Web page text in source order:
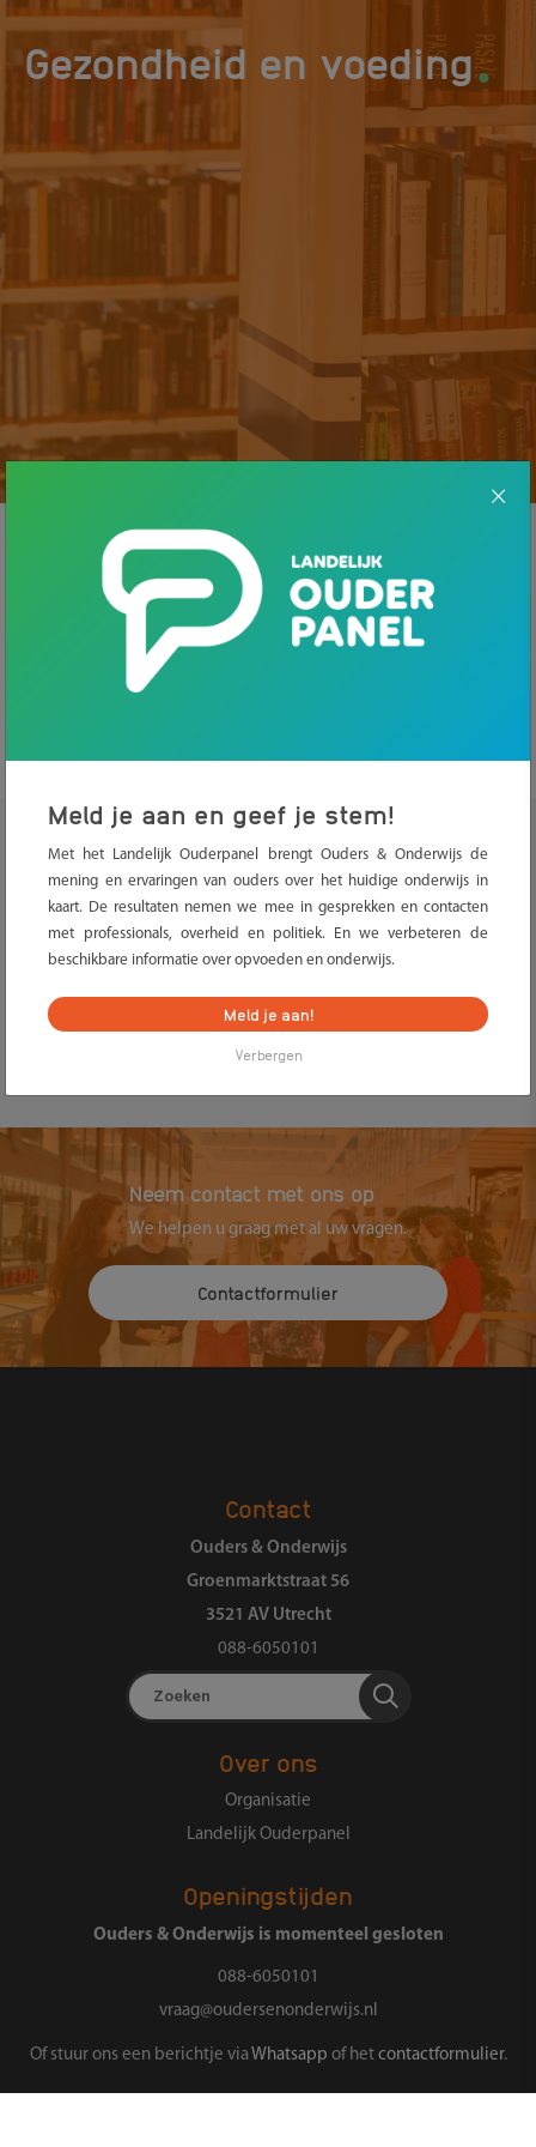
Gezondheid en voeding.
Kennisbank > Veiligheid en gezondheid >
Gezondheid en voeding
Voedingsbeleid scholen
De Schoolarts
Luizen
Neem contact met ons op
We helpen u graag met al uw vragen.
Contactformulier
Contact
Ouders & Onderwijs
Groenmarktstraat 56
3521 AV Utrecht
088-6050101
Zoeken
Over ons
Organisatie
Landelijk Ouderpanel
Openingstijden
Ouders & Onderwijs is momenteel gesloten
088-6050101
vraag@oudersenonderwijs.nl
Of stuur ons een berichtje via Whatsapp of het contactformulier.
Meld je aan en geef je stem!
Met het Landelijk Ouderpanel brengt Ouders & Onderwijs de
mening en ervaringen van ouders over het huidige onderwijs in
kaart. De resultaten nemen we mee in gesprekken en contacten
met professionals, overheid en politiek. En we verbeteren de
beschikbare informatie over opvoeden en onderwijs.
Meld je aan!
Verbergen